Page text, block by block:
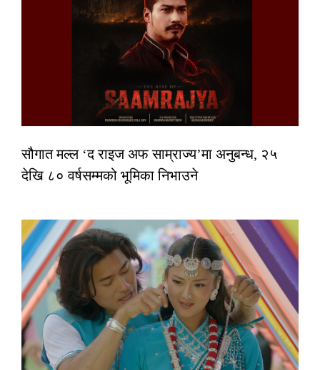
सौगात मल्ल ‘द राइज अफ साम्राज्य’मा अनुबन्ध, २५
देखि ८० वर्षसम्मको भूमिका निभाउने